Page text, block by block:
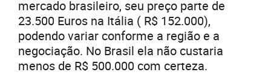
mercado brasileiro, seu preço parte de
23.500 Euros na Itália ( R$ 152.000),
podendo variar conforme a região e a
negociação. No Brasil ela não custaria
menos de R$ 500.000 com certeza.